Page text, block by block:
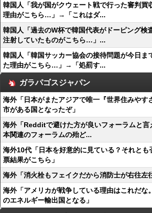
韓国人「我が国がクウェート戦で行った審判買
理由がこちら…」→「これはダ...
韓国人「過去のW杯で韓国代表がドーピング検
注射していたものがこちら…」...
韓国人「韓国サッカー協会の接待問題が今日ま
た理由がこちら…」→「処罰す...
ガラパゴスジャパン
海外「日本がまたアジアで唯一『世界住みやす
市がある国となったぞ」
海外「Redditで避けた方が良いフォーラムと
本関連のフォーラムの殆ど...
海外10代「日本を好意的に見ている？それとも
票結果がこちら」
海外「消火栓もフェイクだから消防士が右往左
海外「アメリカが戦争している理由はこれだな
のエネルギー輸出国となる」